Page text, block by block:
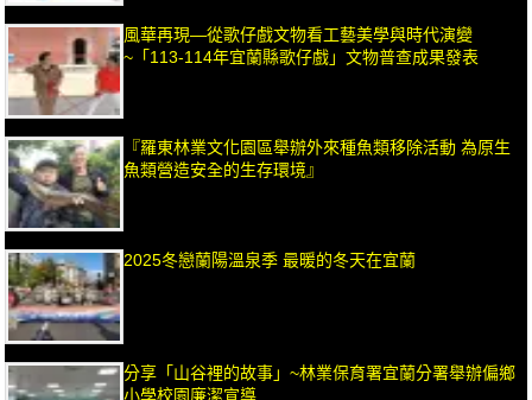
風華再現—從歌仔戲文物看工藝美學與時代演變
~「113-114年宜蘭縣歌仔戲」文物普查成果發表
『羅東林業文化園區舉辦外來種魚類移除活動 為原生
魚類營造安全的生存環境』
2025冬戀蘭陽溫泉季 最暖的冬天在宜蘭
分享「山谷裡的故事」~林業保育署宜蘭分署舉辦偏鄉
小學校園廉潔宣導